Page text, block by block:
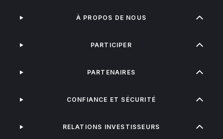
À PROPOS DE NOUS
PARTICIPER
PARTENAIRES
CONFIANCE ET SÉCURITÉ
RELATIONS INVESTISSEURS